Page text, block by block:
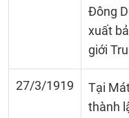
Đông
xuất
giới
27/3/1919
Tại
thành